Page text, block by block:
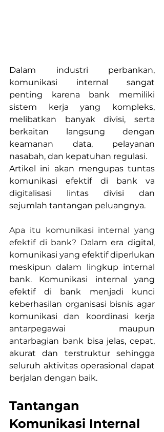
Dalam industri perbankan,
komunikasi internal sangat
penting karena bank memiliki
sistem kerja yang kompleks,
melibatkan banyak divisi, serta
berkaitan langsung dengan
keamanan data, pelayanan
nasabah, dan kepatuhan regulasi.
Artikel ini akan mengupas tuntas
komunikasi efektif di bank va
digitalisasi lintas divisi dan
sejumlah tantangan peluangnya.
Apa itu komunikasi internal yang
efektif di bank? Dalam era digital,
komunikasi yang efektif diperlukan
meskipun dalam lingkup internal
bank. Komunikasi internal yang
efektif di bank menjadi kunci
keberhasilan organisasi bisnis agar
komunikasi dan koordinasi kerja
antarpegawai maupun
antarbagian bank bisa jelas, cepat,
akurat dan terstruktur sehingga
seluruh aktivitas operasional dapat
berjalan dengan baik.
Tantangan
Komunikasi Internal